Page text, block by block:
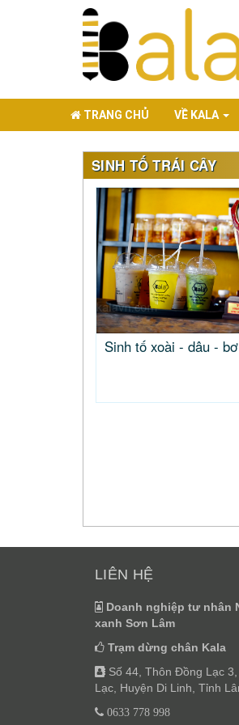
TRANG CHỦ VỀ KALA
SINH TỐ TRÁI CÂY
Sinh tố xoài - dâu - bơ
LIÊN HỆ
Doanh nghiệp tư nhân
xanh Sơn Lâm
Trạm dừng chân Kala
Số 44, Thôn Đồng Lạc
Lạc, Huyện Di Linh, Tỉnh
0633 778 998